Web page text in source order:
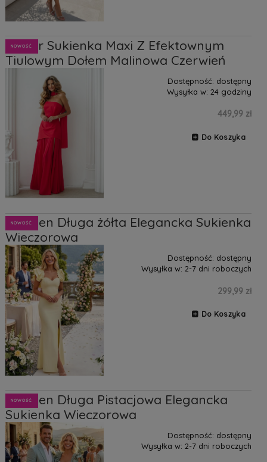
Taylor Sukienka Maxi Z Efektownym
Tiulowym Dołem Malinowa Czerwień
Dostępność: dostępny
Wysyłka w: 24 godziny
449,99 zł
Do Koszyka
NOWOŚĆ
Carmen Długa żółta Elegancka Sukienka
Wieczorowa
Dostępność: dostępny
Wysyłka w: 2-7 dni roboczych
299,99 zł
Do Koszyka
NOWOŚĆ
Carmen Długa Pistacjowa Elegancka
Sukienka Wieczorowa
Dostępność: dostępny
Wysyłka w: 2-7 dni roboczych
NOWOŚĆ